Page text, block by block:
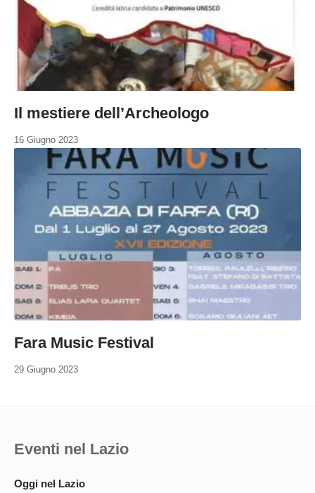
Il mestiere dell’Archeologo
16 Giugno 2023
Fara Music Festival
29 Giugno 2023
Eventi nel Lazio
Oggi nel Lazio